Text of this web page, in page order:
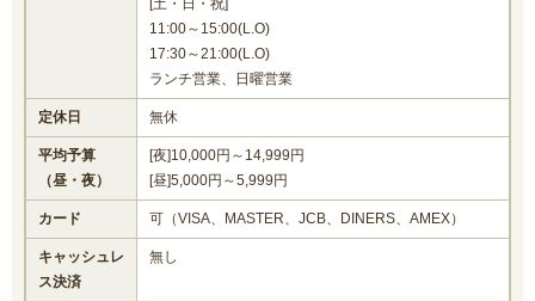
[土・日・祝]
11:00～15:00(L.O)
17:30～21:00(L.O)
ランチ営業、日曜営業
定休日 無休
平均予算
（昼・夜）
[夜]10,000円～14,999円
[昼]5,000円～5,999円
カード 可（VISA、MASTER、JCB、DINERS、AMEX）
キャッシュレ
ス決済
無し